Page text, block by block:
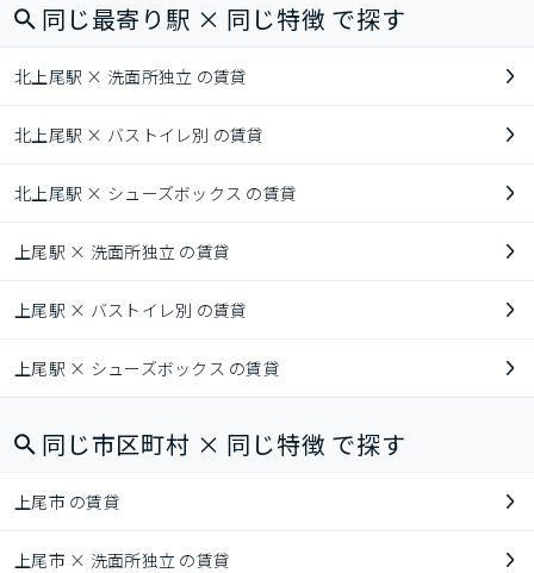
同じ最寄り駅 × 同じ特徴 で探す
北上尾駅 × 洗面所独立 の賃貸
北上尾駅 × バストイレ別 の賃貸
北上尾駅 × シューズボックス の賃貸
上尾駅 × 洗面所独立 の賃貸
上尾駅 × バストイレ別 の賃貸
上尾駅 × シューズボックス の賃貸
同じ市区町村 × 同じ特徴 で探す
上尾市 の賃貸
上尾市 × 洗面所独立 の賃貸